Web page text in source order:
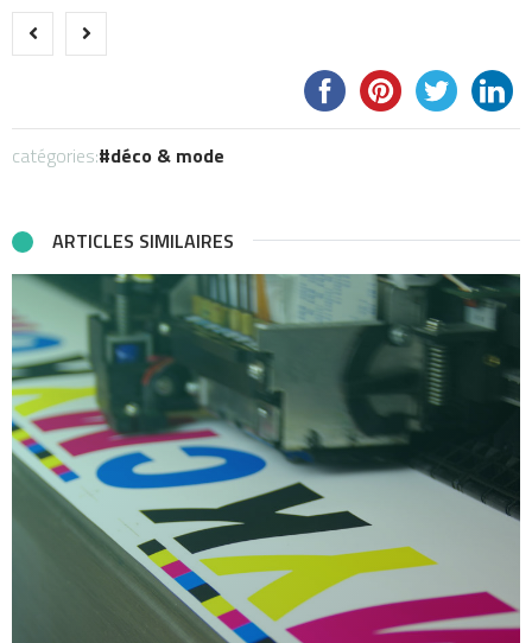
catégories: déco & mode
ARTICLES SIMILAIRES